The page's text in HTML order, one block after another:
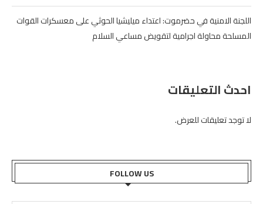
اللجنة الامنية في حضرموت: اعتداء ميليشيا الحوثي على معسكرات القوات
المسلحة محاولة اجرامية لتقويض مساعي السلام
احدث التعليقات
لا توجد تعليقات للعرض.
FOLLOW US